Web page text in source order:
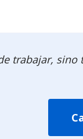
trabajar, sino